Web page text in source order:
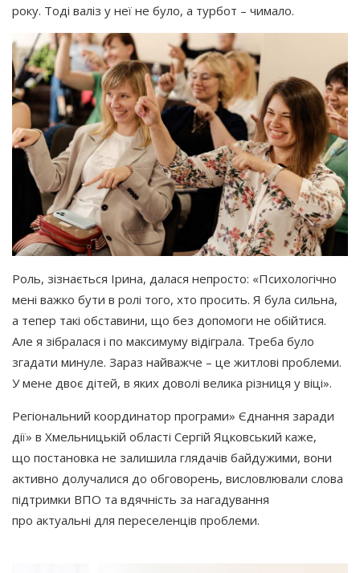
року. Тоді валіз у неї не було, а турбот – чимало.
Роль, зізнається Ірина, далася непросто: «Психологічно
мені важко бути в ролі того, хто просить. Я була сильна,
а тепер такі обставини, що без допомоги не обійтися.
Але я зібралася і по максимуму відіграла. Треба було
згадати минуле. Зараз найважче – це житлові проблеми.
У мене двоє дітей, в яких доволі велика різниця у віці».
Регіональний координатор програми» Єднання заради
дії» в Хмельницькій області Сергій Яцковський каже,
що постановка не залишила глядачів байдужими, вони
активно долучалися до обговорень, висловлювали слова
підтримки ВПО та вдячність за нагадування
про актуальні для переселенців проблеми.